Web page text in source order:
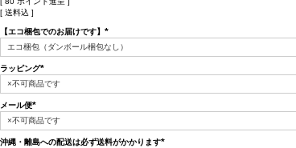
送料込
【エコ梱包でのお届けです】
(必
須)
ラッピング
(必
須)
メール便
(必
須)
沖縄・離島への配送は必ず送料がかかります